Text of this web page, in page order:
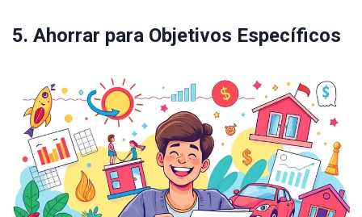
5. Ahorrar para Objetivos Específicos